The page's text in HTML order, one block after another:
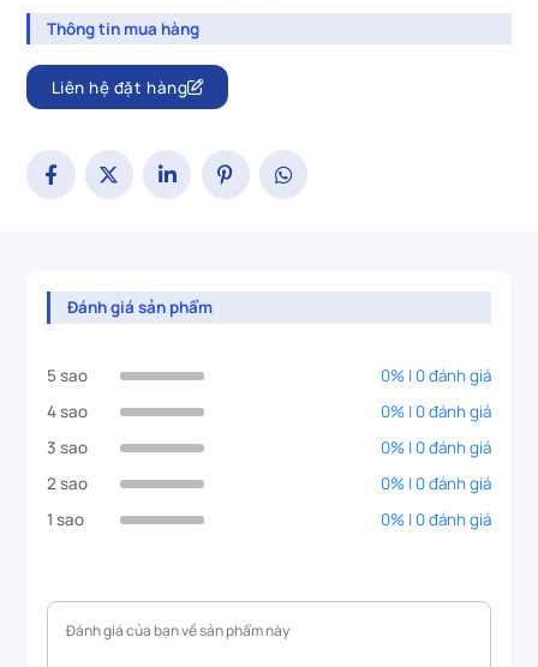
Thông tin mua hàng
Liên hệ đặt hàng
Đánh giá sản phẩm
5 sao
0% | 0 đánh giá
4 sao
0% | 0 đánh giá
3 sao
0% | 0 đánh giá
2 sao
0% | 0 đánh giá
1 sao
0% | 0 đánh giá